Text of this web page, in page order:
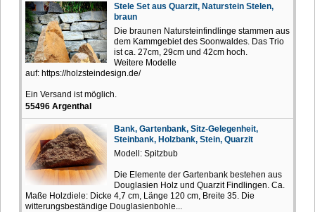
Stele Set aus Quarzit, Naturstein Stelen,
braun
Die braunen Natursteinfindlinge stammen aus
dem Kammgebiet des Soonwaldes. Das Trio
ist ca. 27cm, 29cm und 42cm hoch.
Weitere Modelle
auf: https://holzsteindesign.de/
Ein Versand ist möglich.
55496 Argenthal
Bank, Gartenbank, Sitz-Gelegenheit,
Steinbank, Holzbank, Stein, Quarzit
Modell: Spitzbub
Die Elemente der Gartenbank bestehen aus
Douglasien Holz und Quarzit Findlingen. Ca.
Maße Holzdiele: Dicke 4,7 cm, Länge 120 cm, Breite 35. Die
witterungsbeständige Douglasienbohle...